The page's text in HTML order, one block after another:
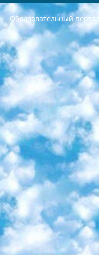
Образовательный портал
РЕСПУБЛИКА УЗБЕКИСТАН МИНИСТРЕРСТВО ДОШКОЛЬНОГО И ШКОЛЬНОГО ОБРАЗОВАНИЯ КОМАНДА в общеобразовательных учреждениях в 2023-2024 учебном году организация и проведение итоговой государственной аттестации обучающихся о Министра дошкольного и школьного образования Республики Узбекистан от 4 марта 2008 года (постановлением Минюста от 20 марта 2008 года № 1778 государственной регистрации) «Итоговое состояние учащихся общего среднего образования на основании положения об утверждении положения об аттестации общего среднего образования выпускной экзамен студентов в образовательных учреждениях в 2023-2024 учебном году В целях организации и прохождения аттестации приказываю: 1. Следующее: перечень предметов, по которым будет проводиться итоговая государственная аттестация и экзамен формы перевода согласно приложению 1; сертификаты международного образца, оценивающие уровень владения иностранными языками перечень согласно приложению 2; 2. Педагогический при специализированных образовательных учреждениях. научно-практический центр квалификации и международной оценки (Д.Давидова) 2024 г. До 25 марта: задания по предметам, по которым будет проводиться итоговая аттестация разработка и утверждение технических условий; итоговая аттестация на основании разработанного предметного задания разработка вопросов по предметам (устно и письменно), экзамен передача; общеобразовательные средние школы и специальные учебные заведения учащиеся выпускных классов школ и интернатов в агентской системе подготовка базы данных экзаменационных материалов и критериев оценки; перевод базы экзаменационных материалов на все языки обучения подать в Республиканский образовательный центр для изготовления; варианты экзаменов на основе разработанных контрольных материалов пусть будут поставлены задачи формирования. 3. Республиканский образовательный центр (Ш.Худайкулов) до 5 апреля 2024 года. до: база данных предоставленных экзаменационных материалов на все языки обучения перевод и экспертиза; для слепых, слабовидящих, глухих, слабослышащих и умственно отсталых детей учащиеся выпускных классов специализированных школ и школ-интернатов база данных экзаменационных материалов на всех преподаваемых языках подготовка критериев оценки; специализированные школы для умственно отсталых детей и технологии для учащихся выпускных классов школ-интернатов разработка соответствующих рекомендаций и критериев проведения ЕГЭ по естествознанию давать задания. 4. Педагогический при специализированных образовательных учреждениях. Научно-практический центр навыков и международной оценки (Д.Давидова), Республика образовательный центр (Худайкулов Ш.) итоговый государственный аттестационный экзамен ориентирован на творческое и логическое мышление при подготовке базы материалов учитывать введение заданий. 5. Следует отметить, что: сертификат государственного образца о знании общеобразовательного предмета и как минимум национальный уровень B1 по предметам на иностранных языках, указанным в Приложении 2. или международно признанный сертификат эквивалентного уровня студенты, изучающие определенный предмет, освобождаются от экзамена; по соответствующим предметам запланирована итоговая государственная аттестация за день до дня, путем жеребьевки Рабочей группой (в письменной форме по предметам, проводимым в форме) из числа сформированных вариантов выбрано 2 варианта; 2 выбранных варианта экзамена анонсированы на официальном сайте министерства и все выпускники по всей стране на основе этих вариантов проводит итоговую государственную аттестацию. 6. Государственное образование учащихся средних общеобразовательных учреждений. знания в соответствии с квалификационными требованиями, которые необходимо приобрести на основании стандартов итоговый (выпускной) контроль для 9 и 11 классов в целях тестирования Экзамены (далее – экзамены) состоят из предметов, перечисленных в приложении 1. будет сделано. 7. Экзамены пройдут с 26 мая по 15 июня 2024 г. (кроме науки физического воспитания). 8. Физическая для учащихся 9 классов общесредних образовательных учреждений. Экзамены по предмету «Образование, квалификация медицина» 1-6 мая 2024 года. сотрудники перевести под присмотр (с отклонениями в физическом или умственном развитии) специализированная школа для детей, школы-интернаты и со сколиозом школы-интернаты санаторного типа для больных детей исключены). 9. Он был слепым, слабовидящим и имел нарушения опорно-двигательного аппарата. экзамены в специализированных школах и интернатах для детей должны проводиться исходя из требований, предъявляемых к общеобразовательным учреждениям (физкультура кроме науки). 10. Специализированная школа для глухих и слабослышащих детей. и экзамены в интернатах и быть реализован в виде письменного теста по математике. 11. Специальность для умственно отсталых детей. Для 9 класса Родной язык и литературное письмо Государственный язык (язык обучения – узбекский). для неклассов) написано Математическое письмо Письменная/устная история Узбекистана Физическое воспитание практично Итоговый контроль Для 11 класса Написание родного языка и литературы